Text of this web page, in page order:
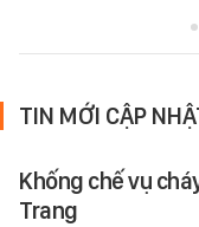
TIN MỚI CẬP
Khống chế vụ
Trang